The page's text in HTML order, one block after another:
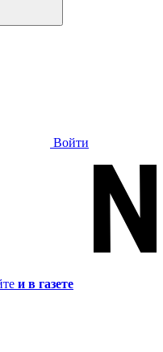
Войти
и в газете